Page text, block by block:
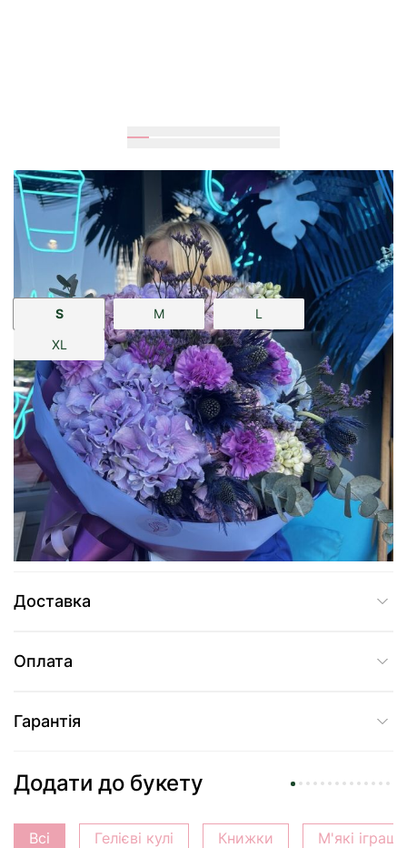
см 25
Розмір:
S M
L
XL
2 785 грн
Додати до кошика
Купити в один клік
Доставка
Оплата
Гарантія
Додати до букету
Всі Гелієві кулі Книжки М'які